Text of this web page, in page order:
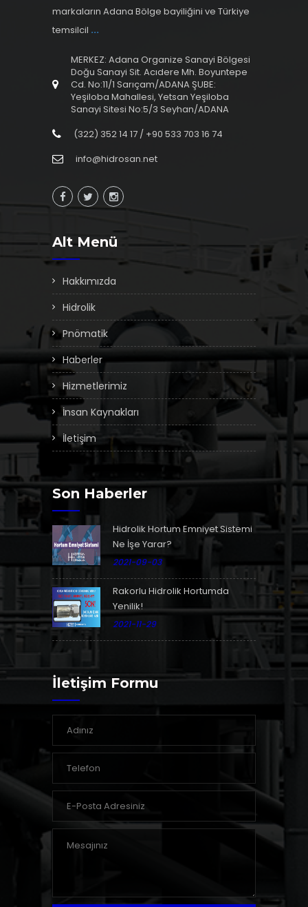
markaların Adana Bölge bayiliğini ve Türkiye
temsilcil ...
MERKEZ: Adana Organize Sanayi Bölgesi
Doğu Sanayi Sit. Acıdere Mh. Boyuntepe
Cd. No:11/1 Sarıçam/ADANA ŞUBE:
Yeşiloba Mahallesi, Yetsan Yeşiloba
Sanayi Sitesi No:5/3 Seyhan/ADANA
(322) 352 14 17 / +90 533 703 16 74
info@hidrosan.net
Alt Menü
Hakkımızda
Hidrolik
Pnömatik
Haberler
Hizmetlerimiz
İnsan Kaynakları
İletişim
Son Haberler
Hidrolik Hortum Emniyet Sistemi
Ne İşe Yarar?
2021-09-03
Rakorlu Hidrolik Hortumda
Yenilik!
2021-11-29
İletişim Formu